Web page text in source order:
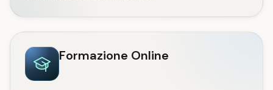
Formazione Online